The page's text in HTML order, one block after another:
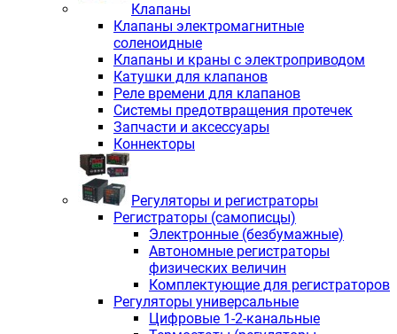
Клапаны
Клапаны электромагнитные
соленоидные
Клапаны и краны с электроприводом
Катушки для клапанов
Реле времени для клапанов
Системы предотвращения протечек
Запчасти и аксессуары
Коннекторы
Регуляторы и регистраторы
Регистраторы (самописцы)
Электронные (безбумажные)
Автономные регистраторы
физических величин
Комплектующие для регистраторов
Регуляторы универсальные
Цифровые 1-2-канальные